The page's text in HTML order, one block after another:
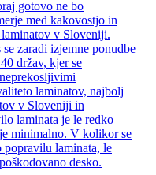
gotovo ne bo
med kakovostjo in
v Sloveniji.
zaradi izjemne ponudbe
držav, kjer se
laminatov, najbolj
v Sloveniji in
laminata je le redko
minimalno. V kolikor se
popravilu laminata, le
desko.